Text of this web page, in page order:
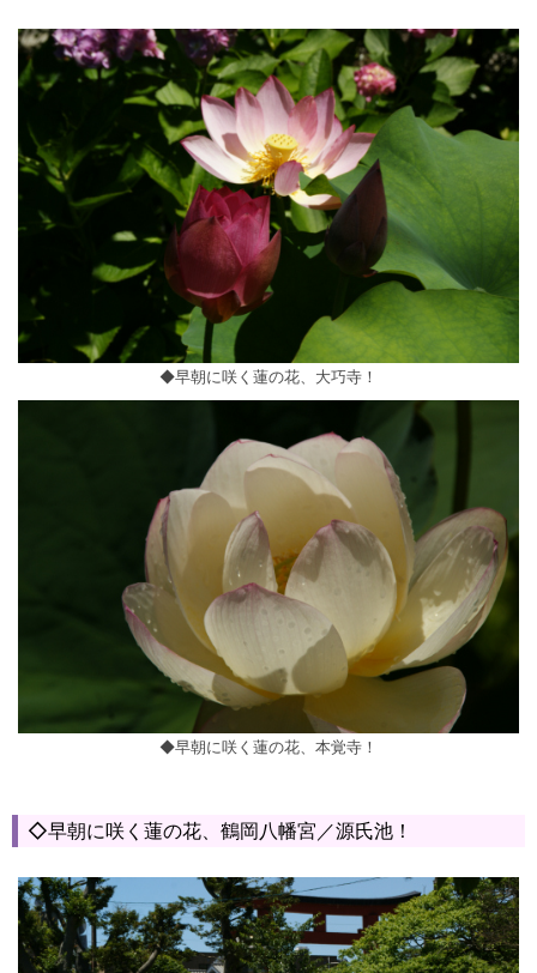
◆早朝に咲く蓮の花、大巧寺！
◆早朝に咲く蓮の花、本覚寺！
◇早朝に咲く蓮の花、鶴岡八幡宮／源氏池！